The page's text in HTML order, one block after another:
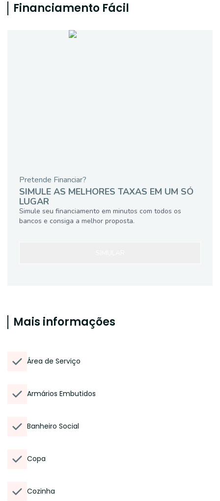
Financiamento Fácil
Pretende Financiar?
SIMULE AS MELHORES TAXAS EM UM SÓ
LUGAR
Simule seu financiamento em minutos com todos os
bancos e consiga a melhor proposta.
Mais informações
Área de Serviço
Armários Embutidos
Banheiro Social
Copa
Cozinha